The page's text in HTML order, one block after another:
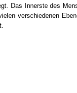
Das Innerste des
verschiedenen